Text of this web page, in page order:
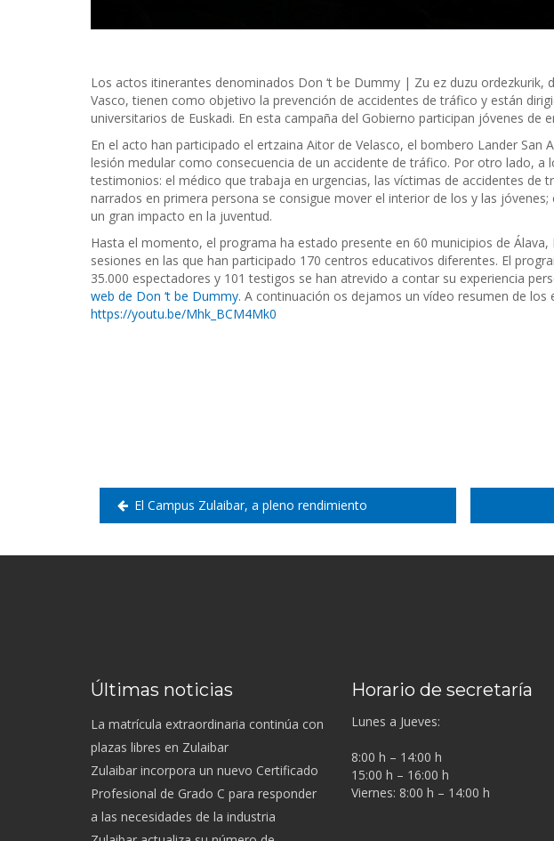
Los actos itinerantes denominados Don ‘t be Dummy | Zu ez duzu ordezkurik,
Vasco, tienen como objetivo la prevención de accidentes de tráfico y están
universitarios de Euskadi. En esta campaña del Gobierno participan jóvenes de
En el acto han participado el ertzaina Aitor de Velasco, el bombero Lander San
lesión medular como consecuencia de un accidente de tráfico. Por otro lado,
testimonios: el médico que trabaja en urgencias, las víctimas de accidentes de
narrados en primera persona se consigue mover el interior de los y las
un gran impacto en la juventud.
Hasta el momento, el programa ha estado presente en 60 municipios de
sesiones en las que han participado 170 centros educativos diferentes. El
35.000 espectadores y 101 testigos se han atrevido a contar su experiencia
web de Don ‘t be Dummy. A continuación os dejamos un vídeo resumen de los
https://youtu.be/Mhk_BCM4Mk0
El Campus Zulaibar, a pleno rendimiento
Últimas noticias
La matrícula extraordinaria continúa con
plazas libres en Zulaibar
Zulaibar incorpora un nuevo Certificado
Profesional de Grado C para responder
a las necesidades de la industria
Horario de secretaría
Lunes a Jueves:
8:00 h – 14:00 h
15:00 h – 16:00 h
Viernes: 8:00 h – 14:00 h